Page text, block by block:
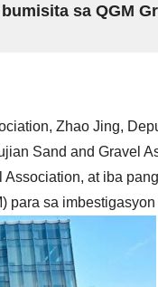
sa QGM
Zhao Jing,
Sand and Gravel
at iba
para sa